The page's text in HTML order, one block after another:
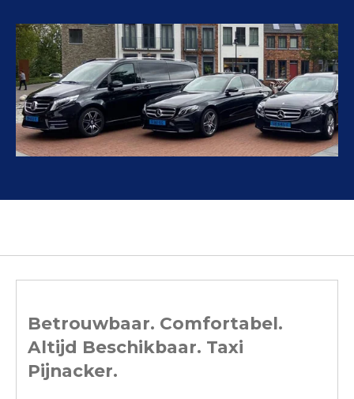
Betrouwbaar. Comfortabel.
Altijd Beschikbaar. Taxi
Pijnacker.